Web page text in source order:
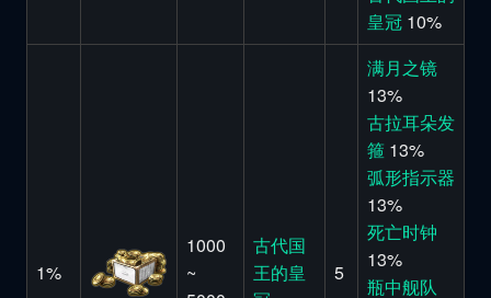
皇冠 10%
1%
1000
~
古代国
王的皇
5
满月之镜
13%
古拉耳朵发
箍 13%
弧形指示器
13%
死亡时钟
13%
瓶中舰队